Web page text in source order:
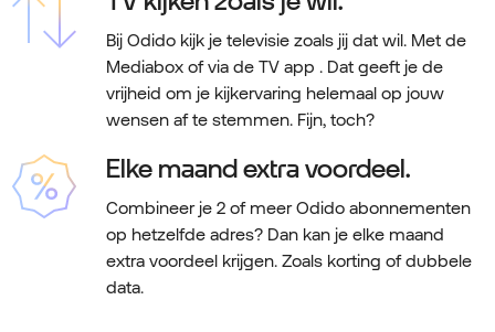
Bij Odido kijk je televisie zoals jij dat wil. Met de
Mediabox of via de TV app . Dat geeft je de
vrijheid om je kijkervaring helemaal op jouw
wensen af te stemmen. Fijn, toch?
Elke maand extra voordeel.
Combineer je 2 of meer Odido abonnementen
op hetzelfde adres? Dan kan je elke maand
extra voordeel krijgen. Zoals korting of dubbele
data.